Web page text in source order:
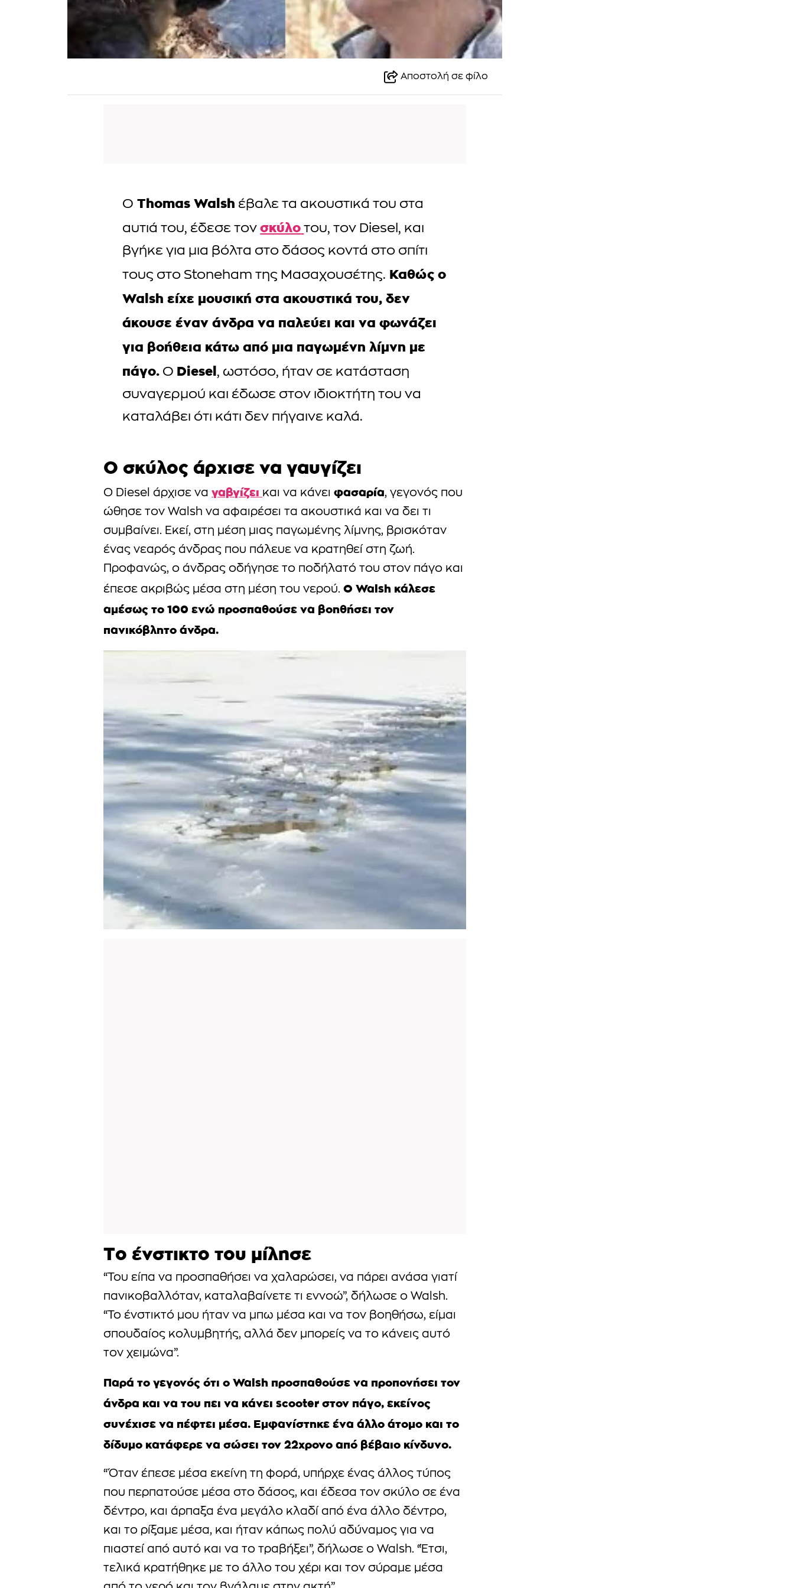
Αποστολή σε φίλο
Ο Thomas Walsh έβαλε τα ακουστικά του στα
αυτιά του, έδεσε τονσκύλο του, τον Diesel, και
βγήκε για μια βόλτα στο δάσος κοντά στο σπίτι
τους στο Stoneham της Μασαχουσέτης. Καθώς ο
Walsh είχε μουσική στα ακουστικά του, δεν
άκουσε έναν άνδρα να παλεύει και να φωνάζει
για βοήθεια κάτω από μια παγωμένη λίμνη με
πάγο. Ο Diesel , ωστόσο, ήταν σε κατάσταση
συναγερμού και έδωσε στον ιδιοκτήτη του να
καταλάβει ότι κάτι δεν πήγαινε καλά.
Ο σκύλος άρχισε να γαυγίζει
Ο Diesel άρχισε ναγαβγίζει και να κάνειφασαρία, γεγονός που
ώθησε τον Walsh να αφαιρέσει τα ακουστικά και να δει τι
συμβαίνει. Εκεί, στη μέση μιας παγωμένης λίμνης, βρισκόταν
ένας νεαρός άνδρας που πάλευε να κρατηθεί στη ζωή.
Προφανώς, ο άνδρας οδήγησε το ποδήλατό του στον πάγο και
έπεσε ακριβώς μέσα στη μέση του νερού.Ο Walsh κάλεσε
αμέσως το 100 ενώ προσπαθούσε να βοηθήσει τον
πανικόβλητο άνδρα.
Το ένστικτο του μίλησε
“Του είπα να προσπαθήσει να χαλαρώσει, να πάρει ανάσα γιατί
πανικοβαλλόταν, καταλαβαίνετε τι εννοώ”, δήλωσε ο Walsh.
“Το ένστικτό μου ήταν να μπω μέσα και να τον βοηθήσω, είμαι
σπουδαίος κολυμβητής, αλλά δεν μπορείς να το κάνεις αυτό
τον χειμώνα”.
Παρά το γεγονός ότι ο Walsh προσπαθούσε να προπονήσει τον
άνδρα και να του πει να κάνει scooter στον πάγο, εκείνος
συνέχισε να πέφτει μέσα. Εμφανίστηκε ένα άλλο άτομο και το
δίδυμο κατάφερε να σώσει τον 22χρονο από βέβαιο κίνδυνο.
“Όταν έπεσε μέσα εκείνη τη φορά, υπήρχε ένας άλλος τύπος
που περπατούσε μέσα στο δάσος, και έδεσα τον σκύλο σε ένα
δέντρο, και άρπαξα ένα μεγάλο κλαδί από ένα άλλο δέντρο,
και το ρίξαμε μέσα, και ήταν κάπως πολύ αδύναμος για να
πιαστεί από αυτό και να το τραβήξει”, δήλωσε ο Walsh. “Έτσι,
τελικά κρατήθηκε με το άλλο του χέρι και τον σύραμε μέσα